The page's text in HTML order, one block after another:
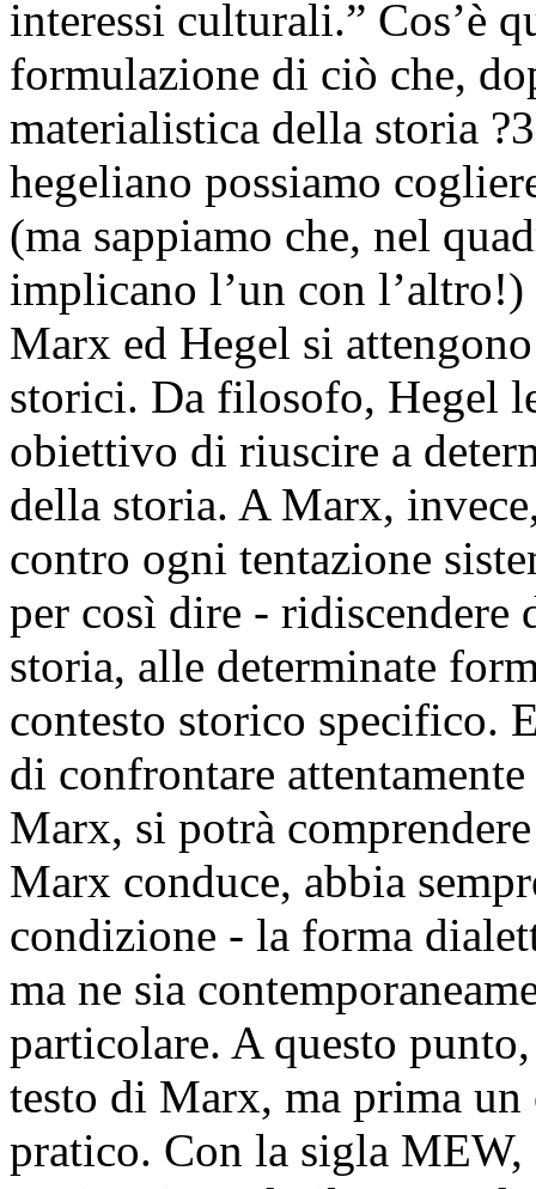
interessi culturali.” Cos’è
formulazione di ciò che,
materialistica della storia
hegeliano possiamo
(ma sappiamo che, nel
implicano l’un con
Marx ed Hegel si
storici. Da filosofo, Hegel
obiettivo di riuscire a
della storia. A Marx,
contro ogni tentazione
per così dire - ridiscendere
storia, alle determinate
contesto storico specifico.
di confrontare
Marx, si potrà
Marx conduce, abbia
condizione - la forma
ma ne sia
particolare. A questo
testo di Marx, ma prima
pratico. Con la sigla